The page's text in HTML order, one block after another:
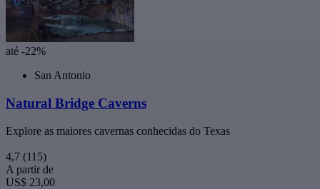
até -22%
San Antonio
Natural Bridge Caverns
Explore as maiores cavernas conhecidas do Texas
4,7 (115)
A partir de
US$ 23,00